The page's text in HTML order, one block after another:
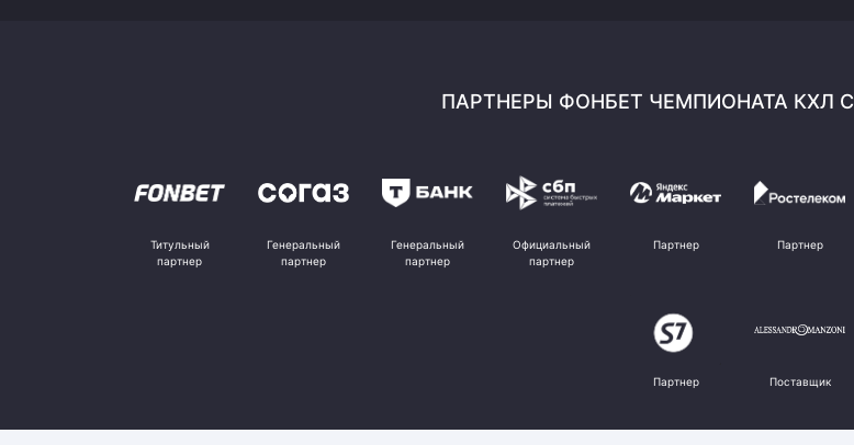
ПАРТНЕРЫ ФОНБЕТ ЧЕМПИОНАТА КХЛ
Титульный
партнер
Генеральный
партнер
Генеральный
партнер
Официальный
партнер
Партнер Партнер
Партнер Поставщик